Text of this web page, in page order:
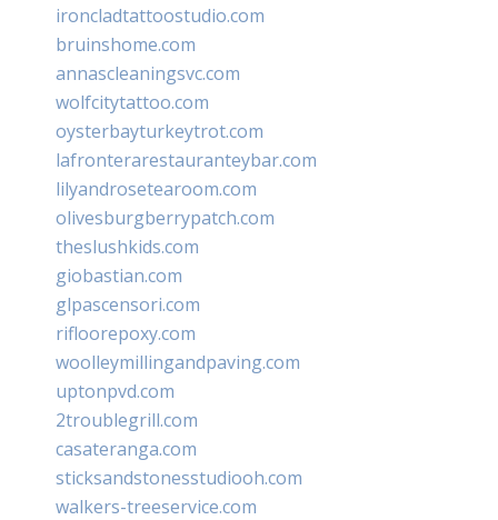
ironcladtattoostudio.com
bruinshome.com
annascleaningsvc.com
wolfcitytattoo.com
oysterbayturkeytrot.com
lafronterarestauranteybar.com
lilyandrosetearoom.com
olivesburgberrypatch.com
theslushkids.com
giobastian.com
glpascensori.com
rifloorepoxy.com
woolleymillingandpaving.com
uptonpvd.com
2troublegrill.com
casateranga.com
sticksandstonesstudiooh.com
walkers-treeservice.com